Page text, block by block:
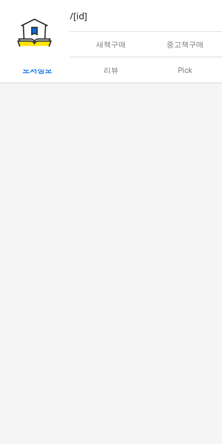
book/rent/[id]
대여 새책구매 중고책구매
도서정보 리뷰 Pick